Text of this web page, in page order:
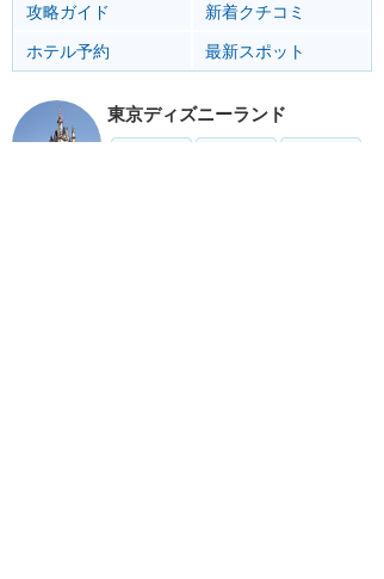
攻略ガイド
新着クチコミ
ホテル予約
最新スポット
東京ディズニーランド